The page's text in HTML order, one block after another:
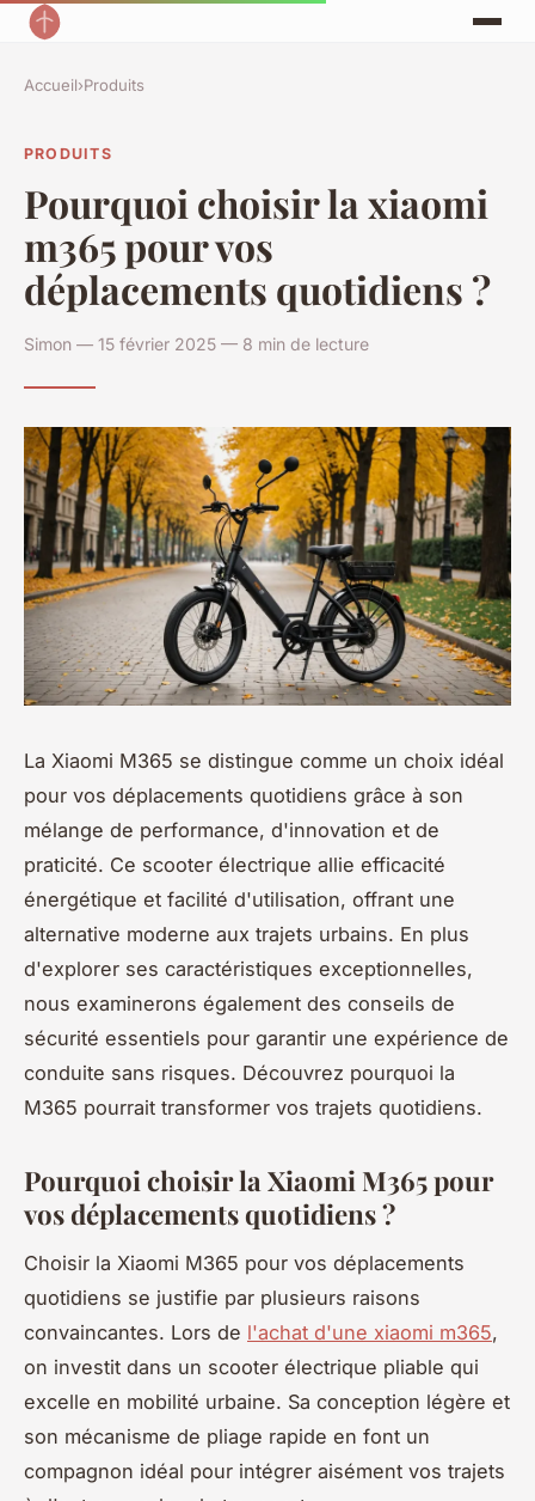
Accueil›Produits
PRODUITS
Pourquoi choisir la xiaomi
m365 pour vos
déplacements quotidiens ?
Simon — 15 février 2025 — 8 min de lecture
La Xiaomi M365 se distingue comme un choix idéal
pour vos déplacements quotidiens grâce à son
mélange de performance, d'innovation et de
praticité. Ce scooter électrique allie efficacité
énergétique et facilité d'utilisation, offrant une
alternative moderne aux trajets urbains. En plus
d'explorer ses caractéristiques exceptionnelles,
nous examinerons également des conseils de
sécurité essentiels pour garantir une expérience de
conduite sans risques. Découvrez pourquoi la
M365 pourrait transformer vos trajets quotidiens.
Pourquoi choisir la Xiaomi M365 pour
vos déplacements quotidiens ?
Choisir la Xiaomi M365 pour vos déplacements
quotidiens se justifie par plusieurs raisons
convaincantes. Lors de l'achat d'une xiaomi m365,
on investit dans un scooter électrique pliable qui
excelle en mobilité urbaine. Sa conception légère et
son mécanisme de pliage rapide en font un
compagnon idéal pour intégrer aisément vos trajets